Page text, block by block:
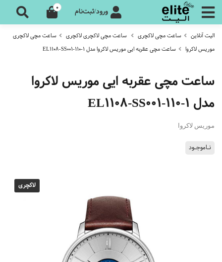
ورود/ثبت‌نام 0
الیت آنلاین ساعت مچی لاکچری ساعت مچی لاکچری لاکچری
ساعت مچی لاکچری
موریس لاکروا
ساعت مچی عقربه ایی موریس لاکروا مدل EL1108-SS001-110-1
ساعت مچی عقربه ایی موریس لاکروا
مدل EL1108-SS001-110-1
موریس لاکروا
نـاموجـود
لاکچری